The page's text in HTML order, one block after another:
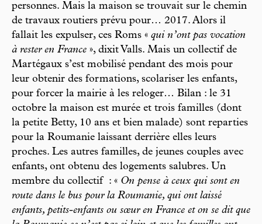
personnes. Mais la maison se trouvait sur le chemin
de travaux routiers prévu pour… 2017. Alors il
fallait les expulser, ces Roms « qui n’ont pas vocation
à rester en France », dixit Valls. Mais un collectif de
Martégaux s’est mobilisé pendant des mois pour
leur obtenir des formations, scolariser les enfants,
pour forcer la mairie à les reloger… Bilan : le 31
octobre la maison est murée et trois familles (dont
la petite Betty, 10 ans et bien malade) sont reparties
pour la Roumanie laissant derrière elles leurs
proches. Les autres familles, de jeunes couples avec
enfants, ont obtenu des logements salubres. Un
membre du collectif : « On pense à ceux qui sont en
route dans le bus pour la Roumanie, qui ont laissé
enfants, petits-enfants ou sœur en France et on se dit que